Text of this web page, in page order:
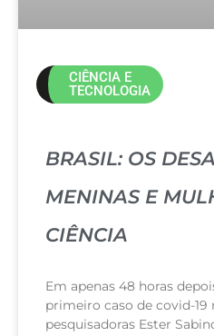
CIÊNCIA E
TECNOLOGIA
BRASIL: OS
MENINAS E
CIÊNCIA
Em apenas 48 horas
primeiro caso de covid-19
pesquisadoras Ester